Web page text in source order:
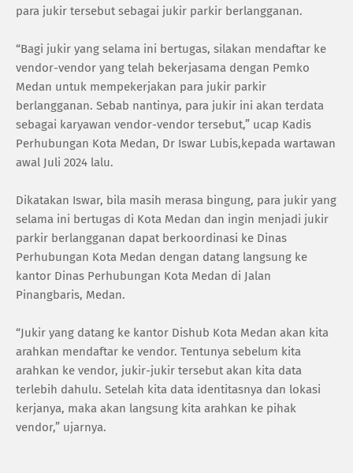
para jukir tersebut sebagai jukir parkir berlangganan.
“Bagi jukir yang selama ini bertugas, silakan mendaftar ke
vendor-vendor yang telah bekerjasama dengan Pemko
Medan untuk mempekerjakan para jukir parkir
berlangganan. Sebab nantinya, para jukir ini akan terdata
sebagai karyawan vendor-vendor tersebut,” ucap Kadis
Perhubungan Kota Medan, Dr Iswar Lubis,kepada wartawan
awal Juli 2024 lalu.
Dikatakan Iswar, bila masih merasa bingung, para jukir yang
selama ini bertugas di Kota Medan dan ingin menjadi jukir
parkir berlangganan dapat berkoordinasi ke Dinas
Perhubungan Kota Medan dengan datang langsung ke
kantor Dinas Perhubungan Kota Medan di Jalan
Pinangbaris, Medan.
“Jukir yang datang ke kantor Dishub Kota Medan akan kita
arahkan mendaftar ke vendor. Tentunya sebelum kita
arahkan ke vendor, jukir-jukir tersebut akan kita data
terlebih dahulu. Setelah kita data identitasnya dan lokasi
kerjanya, maka akan langsung kita arahkan ke pihak
vendor,” ujarnya.